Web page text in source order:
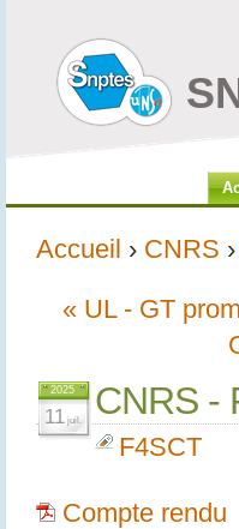
Accueil › CNRS ›
« UL - GT
2025
11 juil. CNRS -
F4SCT
Compte rendu